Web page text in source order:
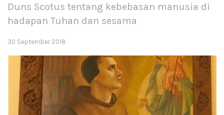
Duns Scotus tentang kebebasan manusia di
hadapan Tuhan dan sesama
30 September 2018